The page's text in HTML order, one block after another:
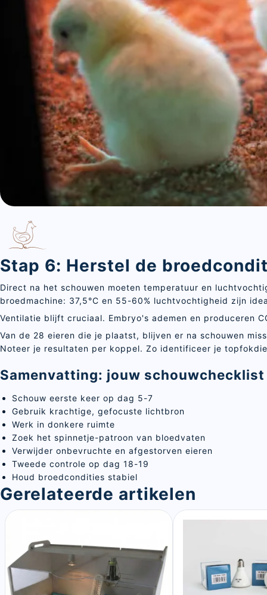
Stap 6: Herstel de
Direct na het schouwen moeten temperatuur en
broedmachine: 37,5°C en 55-60% luchtvochtigheid zijn
Ventilatie blijft cruciaal. Embryo's ademen en produceren
Van de 28 eieren die je plaatst, blijven er na schouwen
Noteer je resultaten per koppel. Zo identificeer je
Samenvatting: jouw schouwchecklist
Schouw eerste keer op dag 5-7
Gebruik krachtige, gefocuste lichtbron
Werk in donkere ruimte
Zoek het spinnetje-patroon van bloedvaten
Verwijder onbevruchte en afgestorven eieren
Tweede controle op dag 18-19
Houd broedcondities stabiel
Gerelateerde artikelen